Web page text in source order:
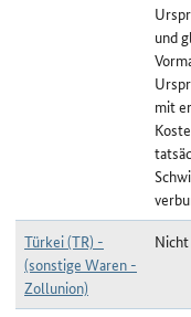
und
mit
Türkei (TR) -
(sonstige Waren -
Zollunion)